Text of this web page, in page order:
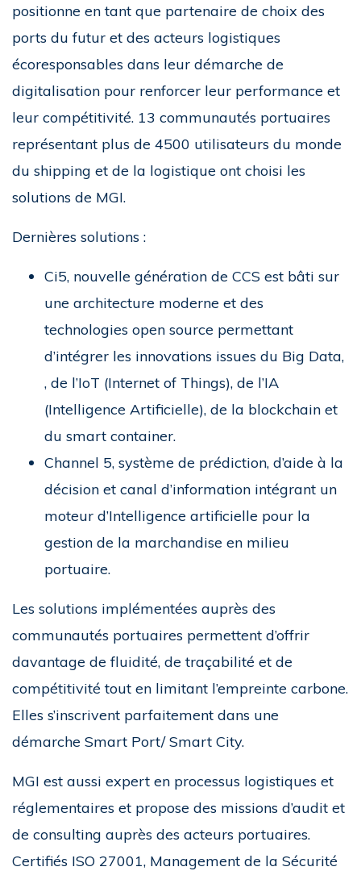
positionne en tant que partenaire de choix des
ports du futur et des acteurs logistiques
écoresponsables dans leur démarche de
digitalisation pour renforcer leur performance et
leur compétitivité. 13 communautés portuaires
représentant plus de 4500 utilisateurs du monde
du shipping et de la logistique ont choisi les
solutions de MGI.
Dernières solutions :
Ci5, nouvelle génération de CCS est bâti sur
une architecture moderne et des
technologies open source permettant
d’intégrer les innovations issues du Big Data,
, de l’IoT (Internet of Things), de l’IA
(Intelligence Artificielle), de la blockchain et
du smart container.
Channel 5, système de prédiction, d’aide à la
décision et canal d’information intégrant un
moteur d’Intelligence artificielle pour la
gestion de la marchandise en milieu
portuaire.
Les solutions implémentées auprès des
communautés portuaires permettent d’offrir
davantage de fluidité, de traçabilité et de
compétitivité tout en limitant l’empreinte carbone.
Elles s’inscrivent parfaitement dans une
démarche Smart Port/ Smart City.
MGI est aussi expert en processus logistiques et
réglementaires et propose des missions d’audit et
de consulting auprès des acteurs portuaires.
Certifiés ISO 27001, Management de la Sécurité